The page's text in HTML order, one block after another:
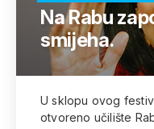
Na Rabu
smijeha.
U sklopu ovog
otvoreno učilište Rab